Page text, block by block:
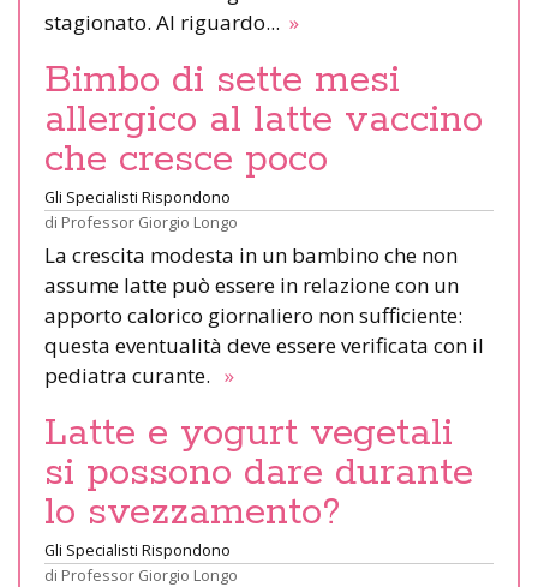
stagionato. Al riguardo... »
Bimbo di sette mesi
allergico al latte vaccino
che cresce poco
Gli Specialisti Rispondono
di Professor Giorgio Longo
La crescita modesta in un bambino che non
assume latte può essere in relazione con un
apporto calorico giornaliero non sufficiente:
questa eventualità deve essere verificata con il
pediatra curante. »
Latte e yogurt vegetali
si possono dare durante
lo svezzamento?
Gli Specialisti Rispondono
di Professor Giorgio Longo